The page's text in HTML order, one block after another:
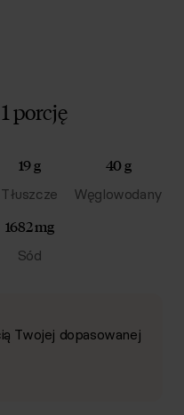
porcję
19 g
Tłuszcze
40 g
Węglowodany
1682 mg
Sód
Twojej dopasowanej